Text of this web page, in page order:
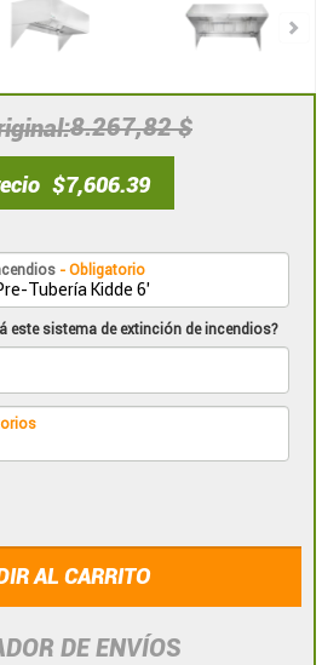
8.267,82 $
$7,606.39
- Obligatorio
este sistema de extinción de incendios?
AL CARRITO
DE ENVÍOS